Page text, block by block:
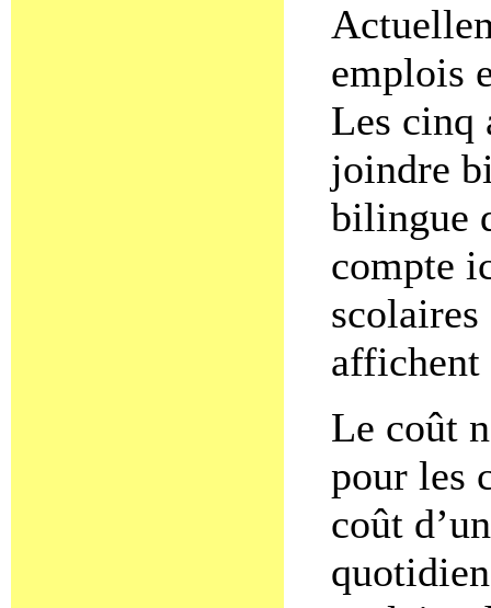
emplois
Les cinq
joindre
bilingue
compte
affichent
Le coût
pour les
coût